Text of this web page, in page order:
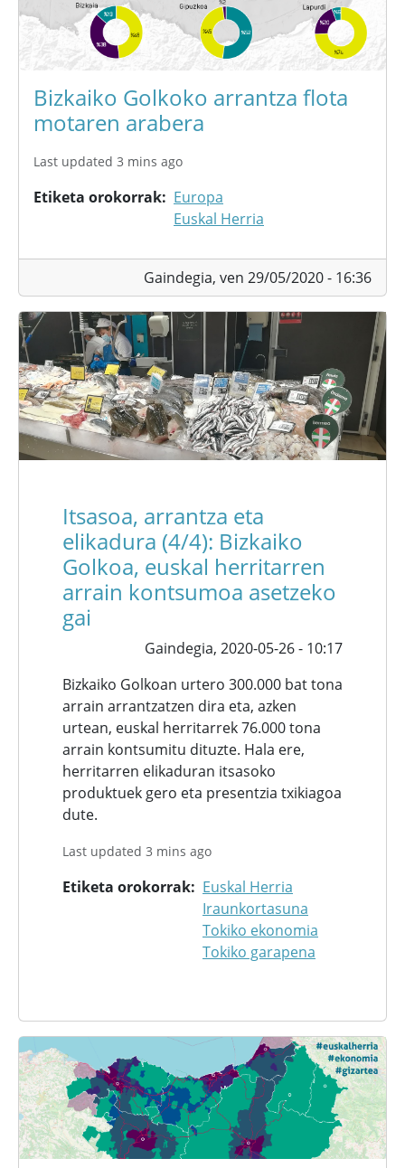
Bizkaiko Golkoko arrantza flota
motaren arabera
Last updated 3 mins ago
Etiketa orokorrak
Europa
Euskal Herria
Gaindegia, ven 29/05/2020 - 16:36
Itsasoa, arrantza eta
elikadura (4/4): Bizkaiko
Golkoa, euskal herritarren
arrain kontsumoa asetzeko
gai
Gaindegia, 2020-05-26 - 10:17
Bizkaiko Golkoan urtero 300.000 bat tona
arrain arrantzatzen dira eta, azken
urtean, euskal herritarrek 76.000 tona
arrain kontsumitu dituzte. Hala ere,
herritarren elikaduran itsasoko
produktuek gero eta presentzia txikiagoa
dute.
Last updated 3 mins ago
Etiketa orokorrak
Euskal Herria
Iraunkortasuna
Tokiko ekonomia
Tokiko garapena